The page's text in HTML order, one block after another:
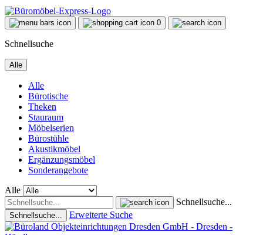
0
Schnellsuche
Alle
Alle
Bürotische
Theken
Stauraum
Möbelserien
Bürostühle
Akustikmöbel
Ergänzungsmöbel
Sonderangebote
Alle
Schnellsuche...
Schnellsuche... Erweiterte Suche